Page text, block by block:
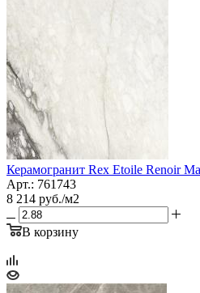
Керамогранит Rex Etoile Renoir
Арт.: 761743
8 214 руб./м2
В корзину